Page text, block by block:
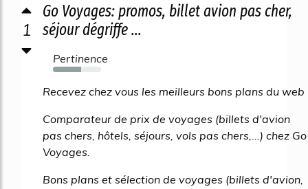
1
Go Voyages: promos, billet avion pas cher,
séjour dégriffe ...
Pertinence
58%
Recevez chez vous les meilleurs bons plans du web
Comparateur de prix de voyages (billets d'avion
pas chers, hôtels, séjours, vols pas chers,...) chez Go
Voyages.
Bons plans et sélection de voyages (billets d'avion,